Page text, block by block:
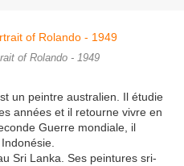
of Rolando - 1949
un peintre australien. Il étudie
années et il retourne vivre en
Guerre mondiale, il
Sri Lanka. Ses peintures sri-